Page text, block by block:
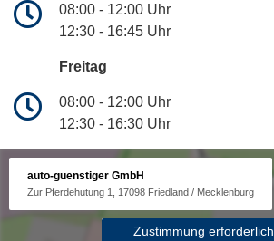
08:00 - 12:00 Uhr
12:30 - 16:45 Uhr
Freitag
08:00 - 12:00 Uhr
12:30 - 16:30 Uhr
auto-guenstiger GmbH
Zur Pferdehutung 1, 17098 Friedland / Mecklenburg
Zustimmung erforderlich